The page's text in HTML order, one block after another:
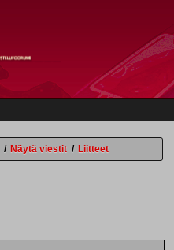
/ Näytä viestit / Liitteet